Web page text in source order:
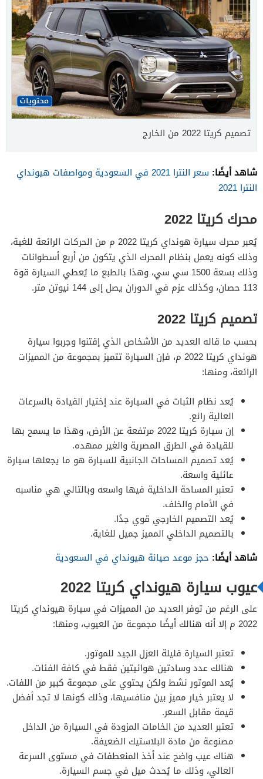
تصميم كريتا 2022 من الخارج
شاهد أيضًا:
سعر النترا 2021 في السعودية ومواصفات هيونداي
النترا 2021
محرك كريتا 2022
يُعبر محرك سيارة هونداي كريتا 2022 م من الحركات الرائعة للغية،
وذلك كونه يعمل بنظام المحرك الذي يتكون من أربع أسطوانات
وذلك بسعة 1500 سي سي، وهذا بالطبع ما يُعطي السيارة قوة
113 حصان، وكذلك عزم في الدوران يصل إلى 144 نيوتن متر.
تصميم كريتا 2022
بحسب ما قاله العديد من الأشخاص الذي إقتنوا وجربوا سيارة
هونداي كريتا 2022 م، فإن السيارة تتميز بمجموعة من المميزات
الرائعة، ومنها:
يُعد نظام الثبات في السيارة عند إختيار القيادة بالسرعات
العالية رائع.
إن سيارة كريتا 2022 مرتفعة عن الأرض، وهذا ما يسمح بها
للقيادة في الطرق المصرية والغير ممهده.
يُعد تصميم المساحات الجانبية للسيارة هو ما يجعلها سيارة
عائلية واسعة.
تعتبر المساحة الداخلية فيها واسعه وبالتالي هي مناسبه
في الأمام والخلف.
يُعد التصميم الخارجي قوي جدًا.
بالتصميم الداخلي المميز جميل للغاية.
شاهد أيضًا: حجز موعد صيانة هيونداي في السعودية
عيوب سيارة هيونداي كريتا 2022
على الرغم من توفر العديد من المميزات في سيارة هيونداي كريتا
2022 م إلا أنه هنالك أيضًا مجموعة من العيوب، ومنها:
تعتبر السيارة قليلة العزل الجيد للموتور.
هنالك عدد وسادتين هوائيتين فقط في كافة الفئات.
يُعد الموتور نشط ولكن يحتوي على مجموعة كبير من اللفات.
لا يعتبر خيار مميز بين منافسيها، وذلك كونها لا تجد أفضل
قيمة مقابل السعر.
تعتبر العديد من الخامات المزودة في السيارة من الداخل
مصنوعة من مادة البلاستيك الضعيفة.
هناك عيب واضح عند أخذ المنعطفات في مستوى السرعة
العالي، وذلك ما يُحدث ميل في جسم السيارة.